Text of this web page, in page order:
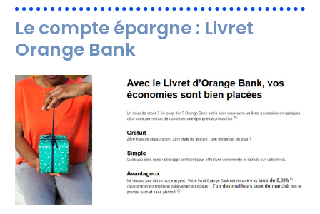
Le compte épargne : Livret
Orange Bank